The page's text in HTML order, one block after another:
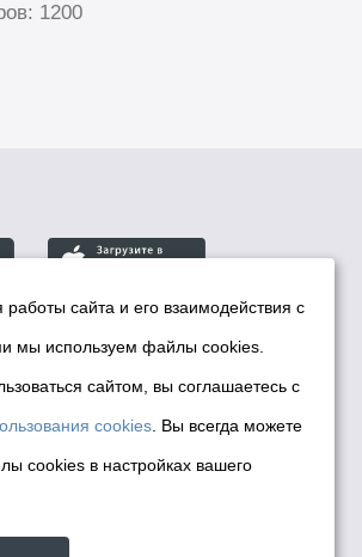
1200
информационной политики мэрии
2026
Cookies
персональных
системах
Новосибирска
сайта и его взаимодействия с
мы используем файлы cookies.
сайтом, вы соглашаетесь с
cookies . Вы всегда можете
cookies в настройках вашего